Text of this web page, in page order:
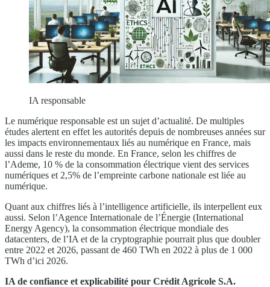
IA responsable
Le numérique responsable est un sujet d’actualité. De multiples
études alertent en effet les autorités depuis de nombreuses années sur
les impacts environnementaux liés au numérique en France, mais
aussi dans le reste du monde. En France, selon les chiffres de
l’Ademe, 10 % de la consommation électrique vient des services
numériques et 2,5% de l’empreinte carbone nationale est liée au
numérique.
Quant aux chiffres liés à l’intelligence artificielle, ils interpellent eux
aussi. Selon l’Agence Internationale de l’Énergie (International
Energy Agency), la consommation électrique mondiale des
datacenters, de l’IA et de la cryptographie pourrait plus que doubler
entre 2022 et 2026, passant de 460 TWh en 2022 à plus de 1 000
TWh d’ici 2026.
IA de confiance et explicabilité pour Crédit Agricole S.A.